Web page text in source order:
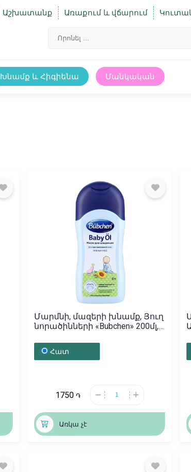
Աշխատանք Առաքում և վճարում
Խնամք և Հիգիենա Մանկական
Մարմնի, մազերի խնամք, Յուղ
նորածինների «Bubchen» 200մլ,
Հատ
1750 ֏
Առկա չէ